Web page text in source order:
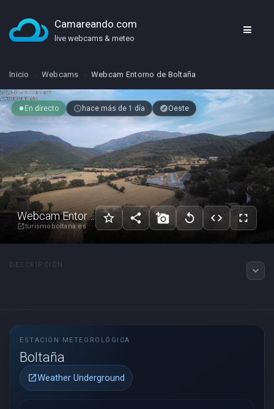
Camareando.com
live webcams & meteo
Inicio Webcams Webcam Entorno de Boltaña
fiber_manual_record En directo access_time hace más de 1 día exploreOeste
Webcam Entorno de Boltaña
open_in_newturismoboltana.es
star_border share add_a_photo replay code fullscreen
DESCRIPCIÓN expand_more
ESTACIÓN METEOROLÓGICA
Boltaña
open_in_newWeather Underground